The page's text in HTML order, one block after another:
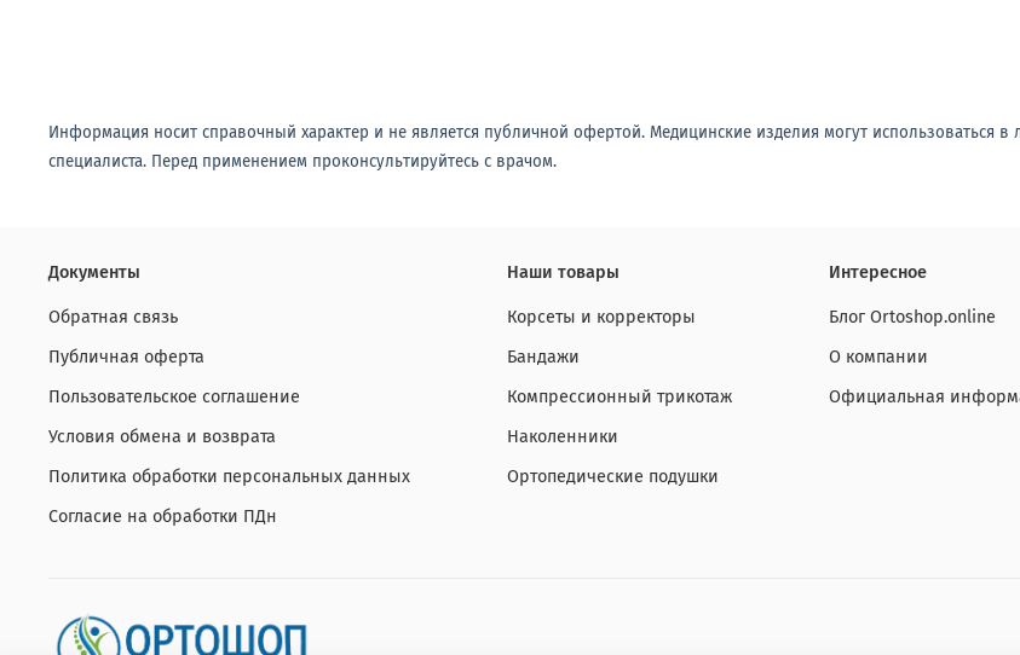
Информация носит справочный характер и не является публичной офертой. Медицинские изделия могут использоваться
специалиста. Перед применением проконсультируйтесь с врачом.
Документы
Обратная связь
Публичная оферта
Пользовательское соглашение
Условия обмена и возврата
Политика обработки персональных данных
Согласие на обработки ПДн
Наши товары
Корсеты и корректоры
Бандажи
Компрессионный трикотаж
Наколенники
Ортопедические подушки
Интересное
Блог Ortoshop.online
О компании
Официальная